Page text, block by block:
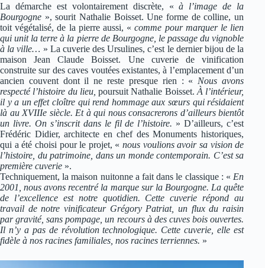
La démarche est volontairement discrète, «à l’image de la
Bourgogne », sourit Nathalie Boisset. Une forme de colline, un
toit végétalisé, de la pierre aussi, «comme pour marquer le lien
qui unit la terre à la pierre de Bourgogne, le passage du vignoble
à la ville… » La cuverie des Ursulines, c’est le dernier bijou de la
maison Jean Claude Boisset. Une cuverie de vinification
construite sur des caves voutées existantes, à l’emplacement d’un
ancien couvent dont il ne reste presque rien : « Nous avons
respecté l’histoire du lieu,poursuit Nathalie Boisset. À l’intérieur,
il y a un effet cloître qui rend hommage aux sœurs qui résidaient
là au XVIIIe siècle. Et à qui nous consacrerons d’ailleurs bientôt
un livre. On s’inscrit dans le fil de l’histoire. » D’ailleurs, c’est
Frédéric Didier, architecte en chef des Monuments historiques,
qui a été choisi pour le projet, «nous voulions avoir sa vision de
l’histoire, du patrimoine, dans un monde contemporain. C’est sa
première cuverie ».
Techniquement, la maison nuitonne a fait dans le classique : « En
2001, nous avons recentré la marque sur la Bourgogne. La quête
de l’excellence est notre quotidien. Cette cuverie répond au
travail de notre vinificateur Grégory Patriat, un flux du raisin
par gravité, sans pompage, un recours à des cuves bois ouvertes.
Il n’y a pas de révolution technologique. Cette cuverie, elle est
fidèle à nos racines familiales, nos racines terriennes. »